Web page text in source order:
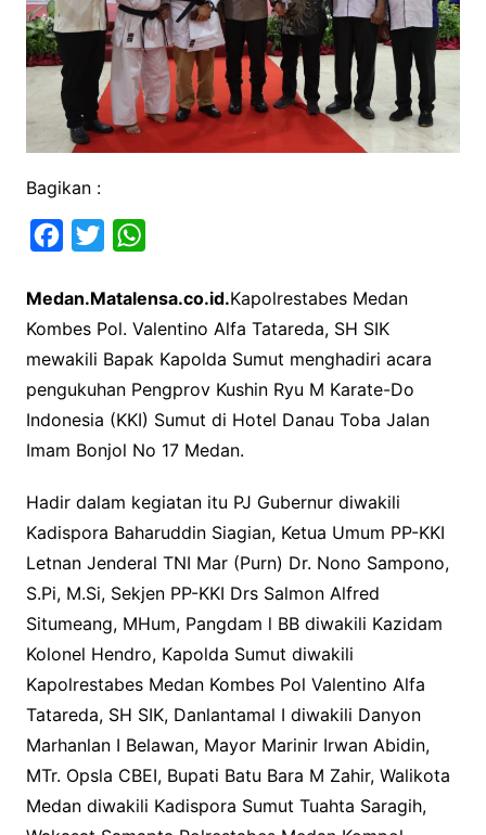
Bagikan :
c
e
b
o
o
k
i
t
t
e
a
t
s
A
p
p
Medan.Matalensa.co.id.Kapolrestabes Medan
Kombes Pol. Valentino Alfa Tatareda, SH SIK
mewakili Bapak Kapolda Sumut menghadiri acara
pengukuhan Pengprov Kushin Ryu M Karate-Do
Indonesia (KKI) Sumut di Hotel Danau Toba Jalan
Imam Bonjol No 17 Medan.
Hadir dalam kegiatan itu PJ Gubernur diwakili
Kadispora Baharuddin Siagian, Ketua Umum PP-KKI
Letnan Jenderal TNI Mar (Purn) Dr. Nono Sampono,
S.Pi, M.Si, Sekjen PP-KKI Drs Salmon Alfred
Situmeang, MHum, Pangdam l BB diwakili Kazidam
Kolonel Hendro, Kapolda Sumut diwakili
Kapolrestabes Medan Kombes Pol Valentino Alfa
Tatareda, SH SIK, Danlantamal I diwakili Danyon
Marhanlan I Belawan, Mayor Marinir Irwan Abidin,
MTr. Opsla CBEI, Bupati Batu Bara M Zahir, Walikota
Medan diwakili Kadispora Sumut Tuahta Saragih,